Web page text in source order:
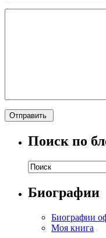
Поиск по
Биографии
Биографии
Моя книга